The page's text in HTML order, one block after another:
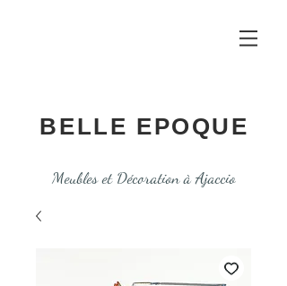
BELLE EPOQUE
Meubles et Décoration à Ajaccio